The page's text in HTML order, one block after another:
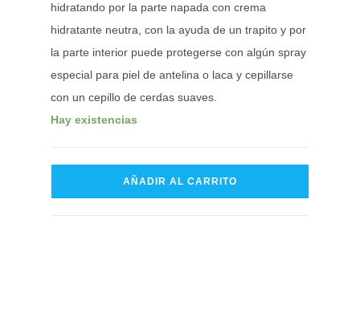
hidratando por la parte napada con crema
hidratante neutra, con la ayuda de un trapito y por
la parte interior puede protegerse con algún spray
especial para piel de antelina o laca y cepillarse
con un cepillo de cerdas suaves.
Hay existencias
AÑADIR AL CARRITO